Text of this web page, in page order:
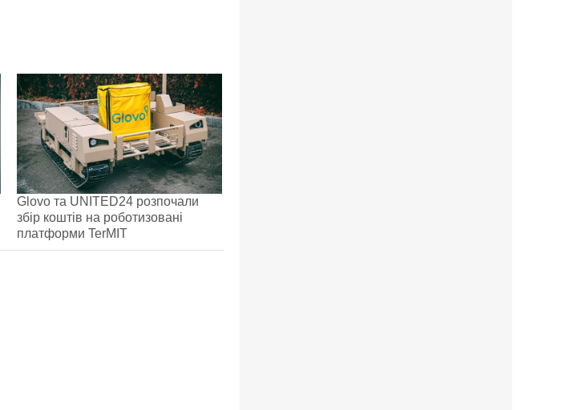
Glovo та UNITED24 розпочали
збір коштів на роботизовані
платформи TerMIT